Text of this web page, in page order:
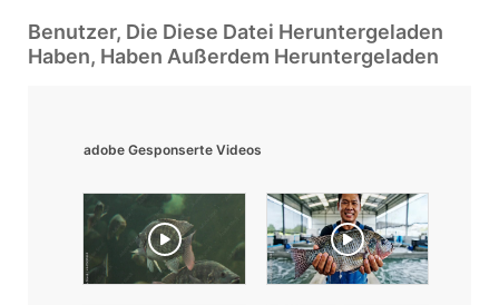
Benutzer, Die Diese Datei Heruntergeladen
Haben, Haben Außerdem Heruntergeladen
adobe Gesponserte Videos